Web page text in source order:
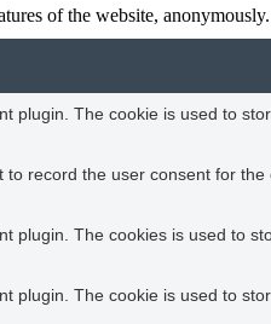
of the website, anonymously.
plugin. The cookie is used to
record the user consent for
plugin. The cookies is used to
plugin. The cookie is used to